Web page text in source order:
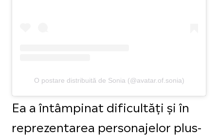
O postare distribuită de Sonia (@avatar.of.sonia)
Ea a întâmpinat dificultăți și în
reprezentarea personajelor plus-